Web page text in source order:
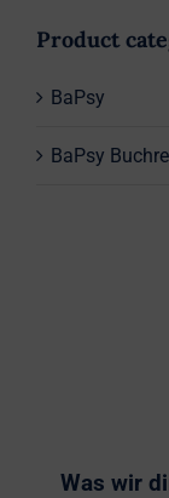
Product
BaPsy
BaPsy
Was wir